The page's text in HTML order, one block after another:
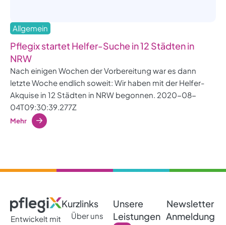
Allgemein
Pflegix startet Helfer-Suche in 12 Städten in
NRW
Nach einigen Wochen der Vorbereitung war es dann
letzte Woche endlich soweit: Wir haben mit der Helfer-
Akquise in 12 Städten in NRW begonnen. 2020-08-
04T09:30:39.277Z
Mehr
Entwickelt mit
Kurzlinks
Über uns
Unsere
Leistungen
Newsletter
Anmeldung